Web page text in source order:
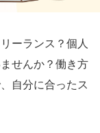
ーランス？個人
せんか？働き方
自分に合ったス